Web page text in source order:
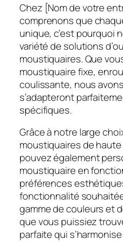
Chez [Nom de votre
comprenons que
unique, c’est pourquoi
variété de solutions
moustiquaires. Que
moustiquaire fixe,
coulissante, nous
s’adapteront
spécifiques.
Grâce à notre large
moustiquaires de
pouvez également
moustiquaire en
préférences
fonctionnalité
gamme de couleurs et
que vous puissiez
parfaite qui